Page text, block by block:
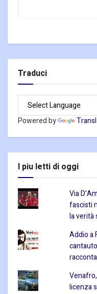
Traduci
Powered by
I piu letti di oggi
Via
fascisti
la verità
Addio a
licenza